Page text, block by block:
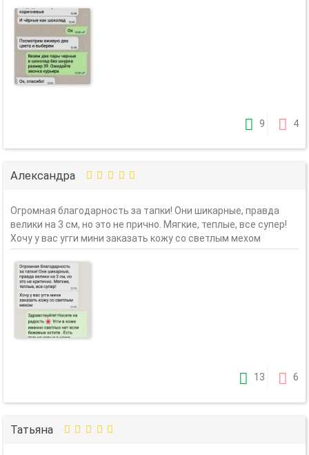
9 4
Александра
Огромная благодарность за тапки! Они шикарные, правда
велики на 3 см, но это не прично. Мягкие, теплые, все супер!
Хочу у вас угги мини заказать кожу со светлым мехом
13 6
Татьяна